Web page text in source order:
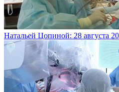
Натальей Цопиной: 28 августа